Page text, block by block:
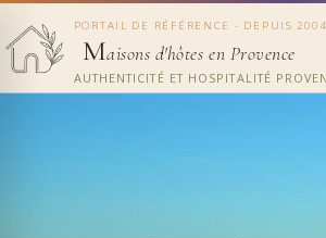
PORTAIL DE RÉFÉRENCE - DEPUIS 2004
Maisons d'hôtes en Provence
AUTHENTICITÉ ET HOSPITALITÉ